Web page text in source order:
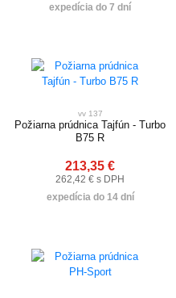
expedícia do 7 dní
vv 137
Požiarna prúdnica Tajfún - Turbo
B75 R
213,35 €
262,42 € s DPH
expedícia do 14 dní